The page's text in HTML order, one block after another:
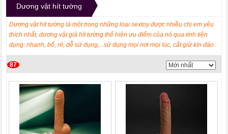
Dương vật hít tường
Dương vật hít tường là một trong những loại sextoy được nhiều chị em yêu
thích nhất, dương vật giả hít tường thể hiện ưu điểm của nó qua tính tiện
dụng: nhanh, bổ, rẻ, dễ sử dụng,...sử dụng mọi nơi mọi lúc, cất giữ kín đáo.
87